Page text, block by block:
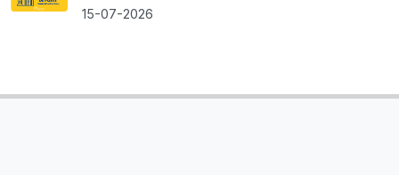
15-07-2026